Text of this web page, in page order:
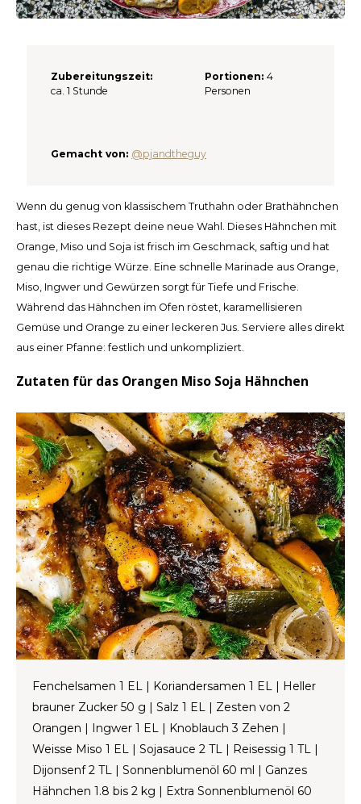
Español
CAD
CZK
DKK
ECS
MYR
MXN
NOK
PHP
PLN
SGD
Zubereitungszeit:
ca. 1 Stunde
Portionen: 4
Personen
Gemacht von: @pjandtheguy
Wenn du genug von klassischem Truthahn oder Brathähnchen
hast, ist dieses Rezept deine neue Wahl. Dieses Hähnchen mit
Orange, Miso und Soja ist frisch im Geschmack, saftig und hat
genau die richtige Würze. Eine schnelle Marinade aus Orange,
Miso, Ingwer und Gewürzen sorgt für Tiefe und Frische.
Während das Hähnchen im Ofen röstet, karamellisieren
Gemüse und Orange zu einer leckeren Jus. Serviere alles direkt
aus einer Pfanne: festlich und unkompliziert.
Zutaten für das Orangen Miso Soja Hähnchen
Fenchelsamen 1 EL | Koriandersamen 1 EL | Heller
brauner Zucker 50 g | Salz 1 EL | Zesten von 2
Orangen | Ingwer 1 EL | Knoblauch 3 Zehen |
Weisse Miso 1 EL | Sojasauce 2 TL | Reisessig 1 TL |
Dijonsenf 2 TL | Sonnenblumenöl 60 ml | Ganzes
Hähnchen 1.8 bis 2 kg | Extra Sonnenblumenöl 60